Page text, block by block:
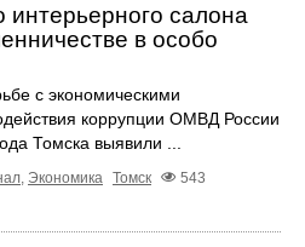
интерьерного салона
в особо
с экономическими
коррупции ОМВД России
Томска выявили ...
Экономика Томск
543